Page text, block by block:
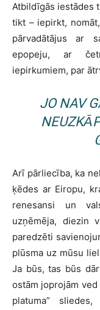
Atbildīgās iestādes
tikt – iepirkt,
pārvadātājus ar
epopeju, ar
iepirkumiem, par
JO NAV
Arī pārliecība, ka
ķēdes ar Eiropu,
renesansi un
uzņēmēja, diezin
paredzēti
plūsma uz mūsu
Ja būs, tas būs
ostām joprojām ved
platuma”